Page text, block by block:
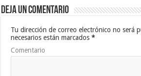
Deja un comentario
Tu dirección de correo electrónico no será
necesarios están marcados*
Comentario